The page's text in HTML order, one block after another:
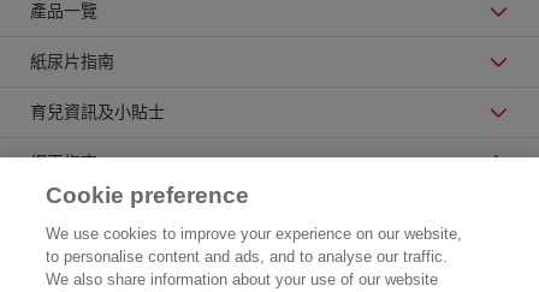
產品一覽
紙尿片指南
育兒資訊及小貼士
網頁指南
認識花王
Cookie preference
We use cookies to improve your experience on our website,
to personalise content and ads, and to analyse our traffic.
We also share information about your use of our website